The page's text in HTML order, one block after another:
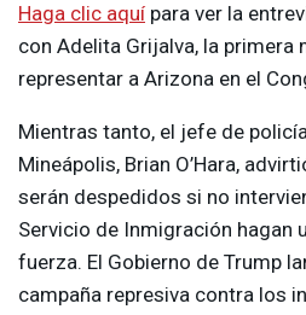
Haga clic aquí para ver la
con Adelita Grijalva, la primera
representar a Arizona en el
Mientras tanto, el jefe de
Mineápolis, Brian O’Hara,
serán despedidos si no
Servicio de Inmigración hagan
fuerza. El Gobierno de Trump
campaña represiva contra los